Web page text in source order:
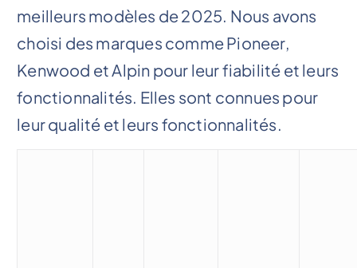
meilleurs modèles de 2025. Nous avons
choisi des marques comme Pioneer,
Kenwood et Alpin pour leur fiabilité et leurs
fonctionnalités. Elles sont connues pour
leur qualité et leurs fonctionnalités.